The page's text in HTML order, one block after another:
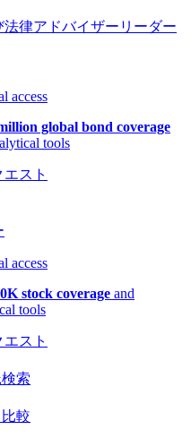
律アドバイザーリーダー
access
global bond coverage
tools
スト
access
stock coverage and
tools
スト
索
較